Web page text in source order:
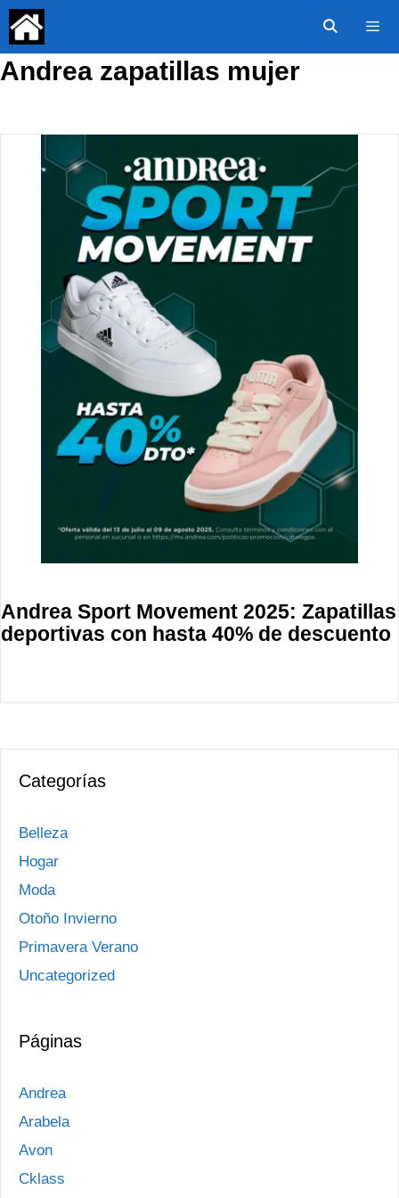
Saltar
contenido
Andrea zapatillas mujer
Andrea Sport Movement 2025: Zapatillas
deportivas con hasta 40% de descuento
Categorías
Belleza
Hogar
Moda
Otoño Invierno
Primavera Verano
Uncategorized
Páginas
Andrea
Arabela
Avon
Cklass